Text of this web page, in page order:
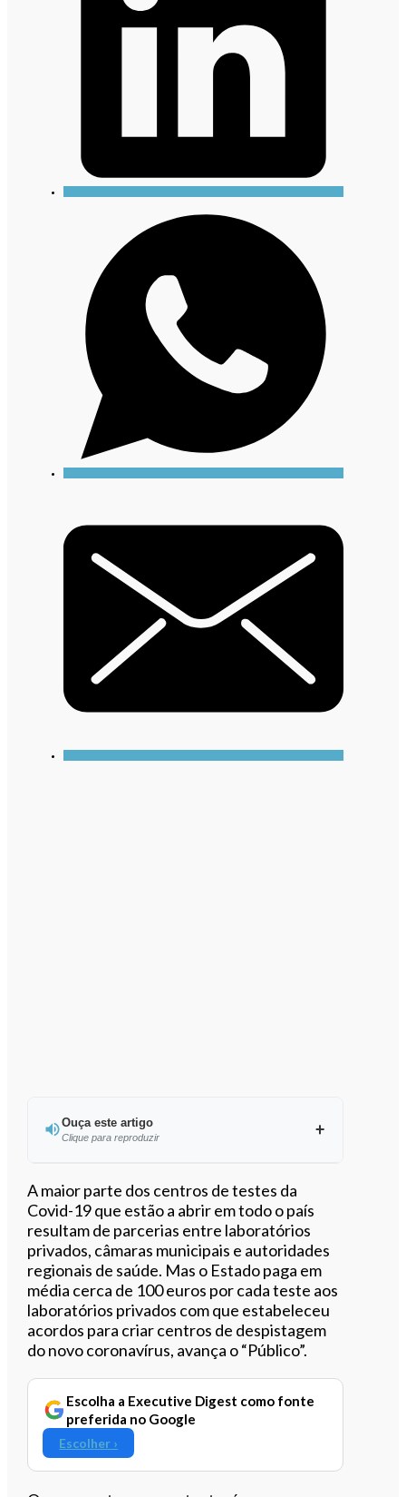
Ouça este artigo
Clique para reproduzir
Ouvir este artigo
A maior parte dos centros de testes da
Covid-19 que estão a abrir em todo o país
resultam de parcerias entre laboratórios
privados, câmaras municipais e autoridades
regionais de saúde. Mas o Estado paga em
média cerca de 100 euros por cada teste aos
laboratórios privados com que estabeleceu
acordos para criar centros de despistagem
do novo coronavírus, avança o “Público”.
Escolha a Executive Digest como fonte
preferida no Google
Escolher ›